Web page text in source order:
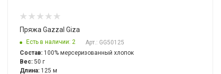
Пряжа Gazzal Giza
Есть в наличии: 2
Арт.: GG50125
Состав: 100% мерсеризованный хлопок
Вес: 50 г
Длина: 125 м